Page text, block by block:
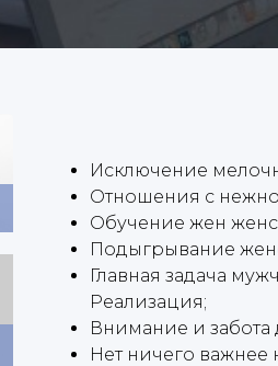
Исключение
Отношения с
Обучение жен
Подыгрывание
Главная задача
Реализация;
Внимание и забота
Нет ничего важнее